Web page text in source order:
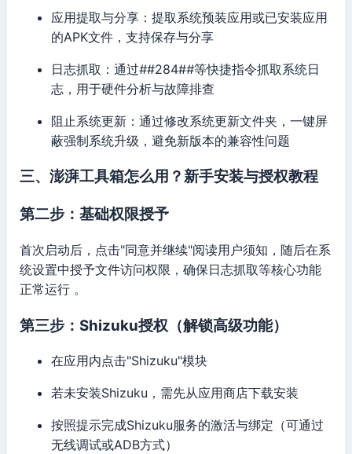
应用提取与分享：提取系统预装应用或已安装应用
的APK文件，支持保存与分享
日志抓取：通过##284##等快捷指令抓取系统日
志，用于硬件分析与故障排查
阻止系统更新：通过修改系统更新文件夹，一键屏
蔽强制系统升级，避免新版本的兼容性问题
三、澎湃工具箱怎么用？新手安装与授权教程
第二步：基础权限授予
首次启动后，点击"同意并继续"阅读用户须知，随后在系
统设置中授予文件访问权限，确保日志抓取等核心功能
正常运行 。
第三步：Shizuku授权（解锁高级功能）
在应用内点击"Shizuku"模块
若未安装Shizuku，需先从应用商店下载安装
按照提示完成Shizuku服务的激活与绑定（可通过
无线调试或ADB方式）